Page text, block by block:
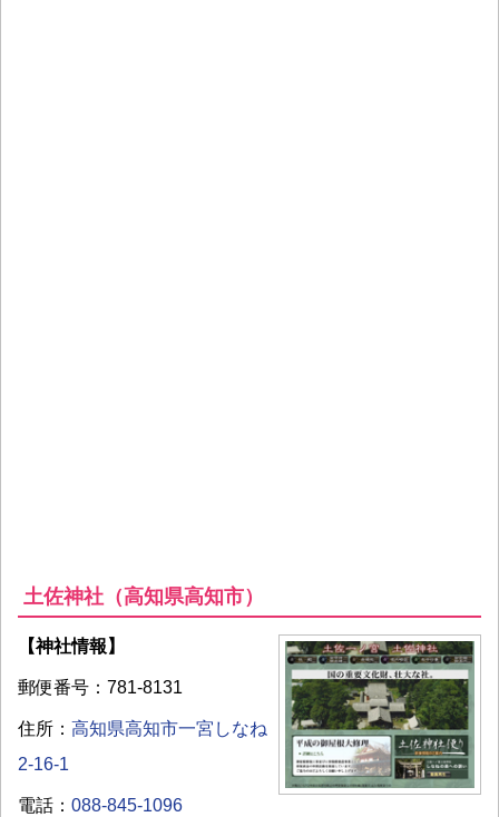
土佐神社（高知県高知市）
【神社情報】
郵便番号：781-8131
住所： 高知県高知市一宮しなね
2-16-1
電話： 088-845-1096